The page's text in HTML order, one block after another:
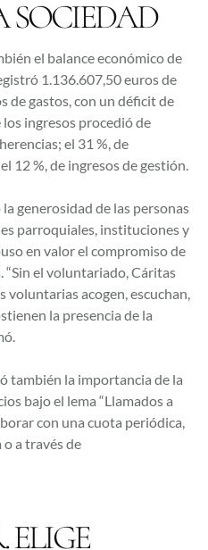
SOCIEDAD
el balance económico de
1.136.607,50 euros de
de gastos, con un déficit de
los ingresos procedió de
el 31 %, de
12 %, de ingresos de gestión.
generosidad de las personas
parroquiales, instituciones y
en valor el compromiso de
el voluntariado, Cáritas
voluntarias acogen, escuchan,
la presencia de la
también la importancia de la
bajo el lema “Llamados a
con una cuota periódica,
o a través de
ELIGE